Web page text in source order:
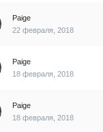
Paige
22 февраля, 2018
Paige
18 февраля, 2018
Paige
18 февраля, 2018